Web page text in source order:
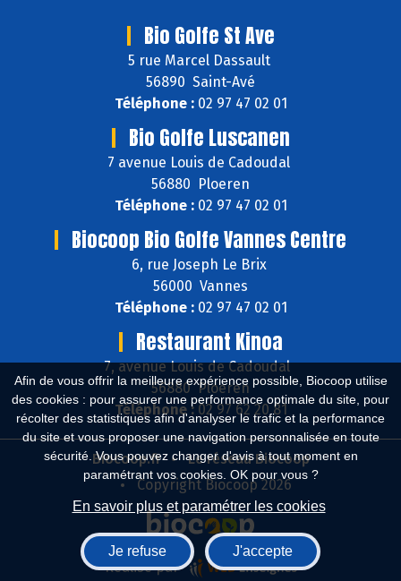
Afin de vous offrir la meilleure expérience possible, Biocoop utilise
des cookies : pour assurer une performance optimale du site, pour
récolter des statistiques afin d'analyser le trafic et la performance
du site et vous proposer une navigation personnalisée en toute
sécurité. Vous pouvez changer d'avis à tout moment en
paramétrant vos cookies. OK pour vous ?
En savoir plus et paramétrer les cookies
Je refuse J'accepte
Bio Golfe St Ave
5 rue Marcel Dassault
56890 Saint-Avé
Téléphone :02 97 47 02 01
Bio Golfe Luscanen
7 avenue Louis de Cadoudal
56880 Ploeren
Téléphone :02 97 47 02 01
Biocoop Bio Golfe Vannes Centre
6, rue Joseph Le Brix
56000 Vannes
Téléphone :02 97 47 02 01
Restaurant Kinoa
7, avenue Louis de Cadoudal
56880 Ploeren
Téléphone :02 97 62 20 81
Biocoop.fr
Le réseau Biocoop
Copyright Biocoop 2026
Réalisé par